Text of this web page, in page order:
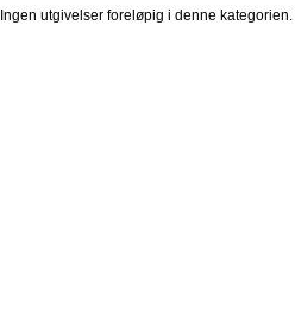
Ingen utgivelser foreløpig i denne kategorien.